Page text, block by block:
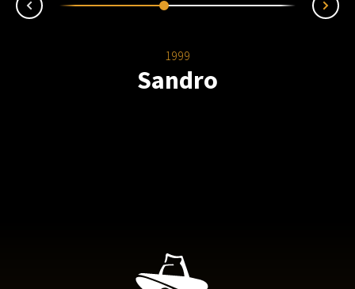
1999
Sandro